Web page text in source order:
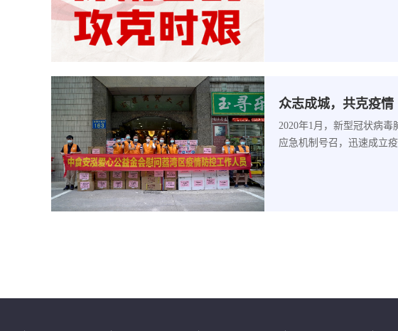
众志成城，共克疫情
2020年1月，新型冠状病
应急机制号召，迅速成立